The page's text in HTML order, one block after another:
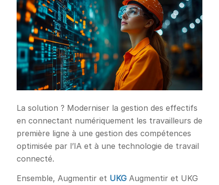
La solution ? Moderniser la gestion des effectifs
en connectant numériquement les travailleurs de
première ligne à une gestion des compétences
optimisée par l’IA et à une technologie de travail
connecté.
Ensemble, Augmentir et UKGAugmentir et UKG